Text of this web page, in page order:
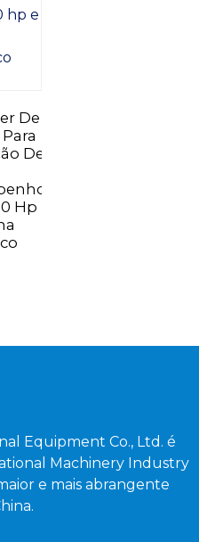
De
De
Hp
Equipment Co., Ltd. é
Machinery Industry
e mais abrangente